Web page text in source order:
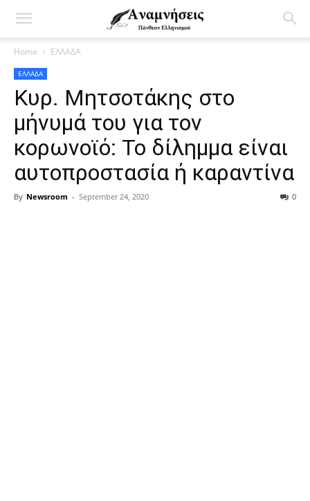
Home ΕΛΛΑΔΑ
ΕΛΛΑΔΑ
Κυρ. Μητσοτάκης στο
μήνυμά του για τον
κορωνοϊό: Το δίλημμα είναι
αυτοπροστασία ή καραντίνα
By Newsroom - September 24, 2020 0